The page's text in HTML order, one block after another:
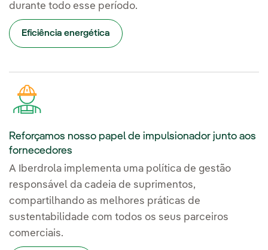
durante todo esse período.
Eficiência energética
Reforçamos nosso papel de impulsionador junto aos
fornecedores
A Iberdrola implementa uma política de gestão
responsável da cadeia de suprimentos,
compartilhando as melhores práticas de
sustentabilidade com todos os seus parceiros
comerciais.